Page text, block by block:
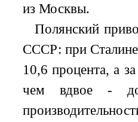
из Москвы.
Полянский
СССР: при Сталине
10,6 процента, а
чем вдвое -